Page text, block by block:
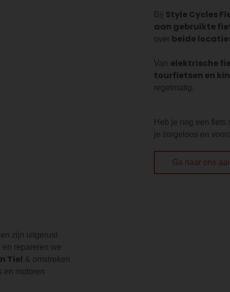
Bij Style Cycles
aan gebruikte
over beide
Van elektrische
tourfietsen en
regelmatig.
Heb je nog een fiets
je zorgeloos en
Ga naar ons
zijn uitgerust
repareren we
Tiel & omstreken
en motoren